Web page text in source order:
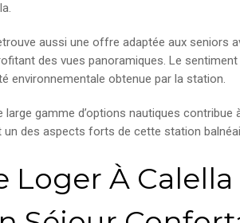
aussi une offre adaptée aux seniors
des vues panoramiques. Le
environnementale obtenue par la station.
large gamme d’options nautiques contribue
un des aspects forts de cette station
Loger À